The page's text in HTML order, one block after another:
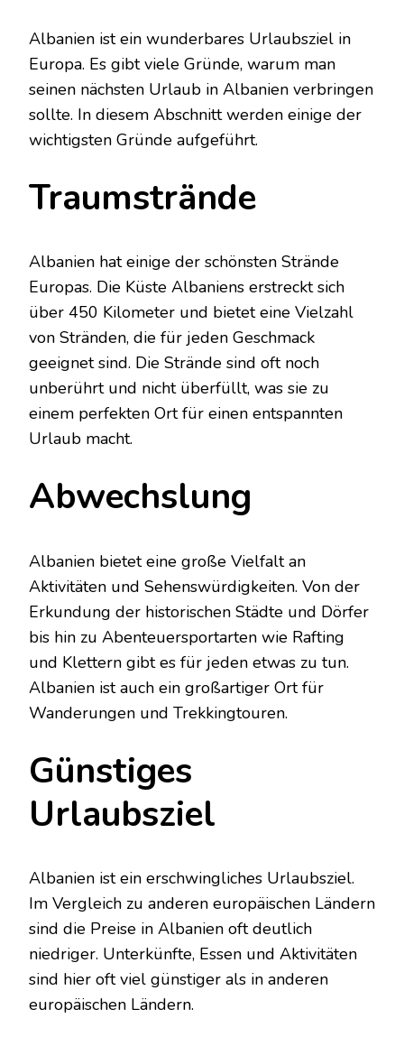
Albanien ist ein wunderbares Urlaubsziel in
Europa. Es gibt viele Gründe, warum man
seinen nächsten Urlaub in Albanien verbringen
sollte. In diesem Abschnitt werden einige der
wichtigsten Gründe aufgeführt.
Traumstrände
Albanien hat einige der schönsten Strände
Europas. Die Küste Albaniens erstreckt sich
über 450 Kilometer und bietet eine Vielzahl
von Stränden, die für jeden Geschmack
geeignet sind. Die Strände sind oft noch
unberührt und nicht überfüllt, was sie zu
einem perfekten Ort für einen entspannten
Urlaub macht.
Abwechslung
Albanien bietet eine große Vielfalt an
Aktivitäten und Sehenswürdigkeiten. Von der
Erkundung der historischen Städte und Dörfer
bis hin zu Abenteuersportarten wie Rafting
und Klettern gibt es für jeden etwas zu tun.
Albanien ist auch ein großartiger Ort für
Wanderungen und Trekkingtouren.
Günstiges
Urlaubsziel
Albanien ist ein erschwingliches Urlaubsziel.
Im Vergleich zu anderen europäischen Ländern
sind die Preise in Albanien oft deutlich
niedriger. Unterkünfte, Essen und Aktivitäten
sind hier oft viel günstiger als in anderen
europäischen Ländern.